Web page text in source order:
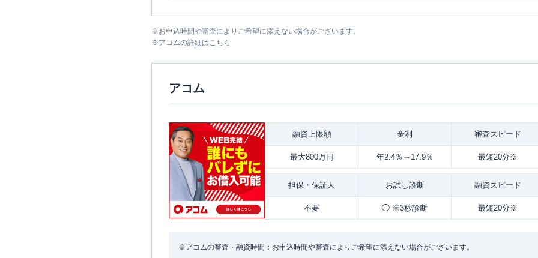
※お申込時間や審査によりご希望に添えない場合がございます。
※アコムの詳細はこちら
アコム
融資上限額 金利 審査スピード
最大800万円 年2.4％～17.9％ 最短20分※
担保・ 保証人 お試し診断 融資スピード
不要 ◯ ※3秒診断 最短20分※
※アコムの審査・融資時間：お申込時間や審査によりご希望に添えない場合がございます。